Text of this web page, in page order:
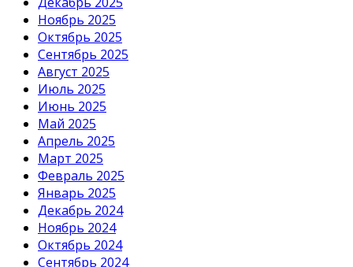
Ноябрь 2025
Октябрь 2025
Сентябрь 2025
Август 2025
Июль 2025
Июнь 2025
Май 2025
Апрель 2025
Март 2025
Февраль 2025
Январь 2025
Декабрь 2024
Ноябрь 2024
Октябрь 2024
Сентябрь 2024